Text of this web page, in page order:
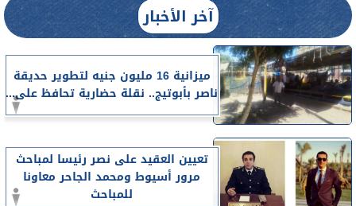
آخر الأخبار
ميزانية 16 مليون جنيه لتطوير حديقة
ناصر بأبوتيج.. نقلة حضارية تحافظ على...
تعيين العقيد على نصر رئيسا لمباحث
مرور أسيوط ومحمد الجاحر معاونا
للمباحث